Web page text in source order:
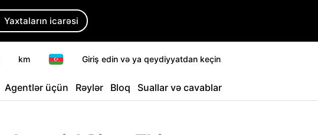
Yaxtaların icarəsi
km Giriş edin və ya qeydiyyatdan keçin
Agentlər üçün Rəylər Bloq Suallar və cavablar